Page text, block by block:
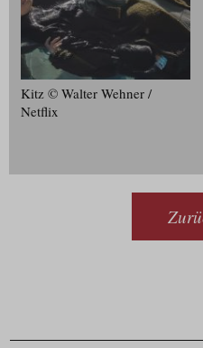
Kitz © Walter Wehner /
Netflix